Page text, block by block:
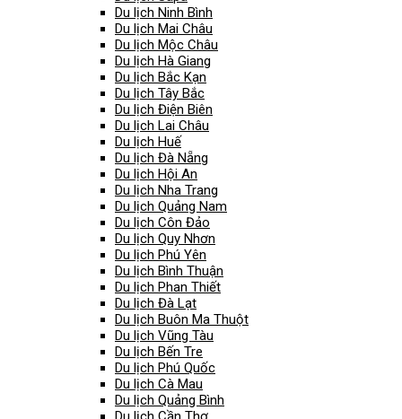
Du lịch Ninh Bình
Du lịch Mai Châu
Du lịch Mộc Châu
Du lịch Hà Giang
Du lịch Bắc Kạn
Du lịch Tây Bắc
Du lịch Điện Biên
Du lịch Lai Châu
Du lịch Huế
Du lịch Đà Nẵng
Du lịch Hội An
Du lịch Nha Trang
Du lịch Quảng Nam
Du lịch Côn Đảo
Du lịch Quy Nhơn
Du lịch Phú Yên
Du lịch Bình Thuận
Du lịch Phan Thiết
Du lịch Đà Lạt
Du lịch Buôn Ma Thuột
Du lịch Vũng Tàu
Du lịch Bến Tre
Du lịch Phú Quốc
Du lịch Cà Mau
Du lịch Quảng Bình